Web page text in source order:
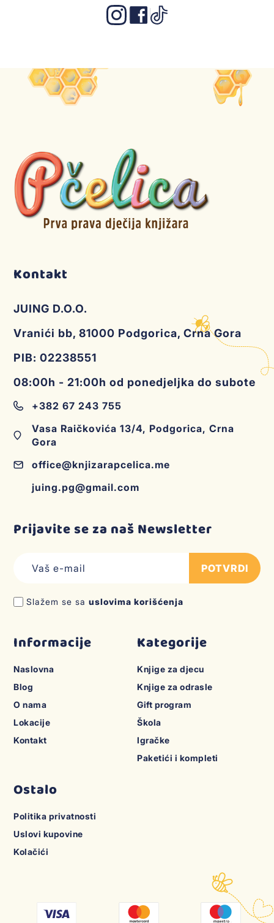
Kontakt
JUING D.O.O.
Vranići bb, 81000 Podgorica, Crna Gora
PIB: 02238551
08:00h - 21:00h od ponedjeljka do subote
+382 67 243 755
Vasa Raičkovića 13/4, Podgorica, Crna
Gora
office@knjizarapcelica.me
juing.pg@gmail.com
Prijavite se za naš Newsletter
POTVRDI
Slažem se sauslovima korišćenja
Informacije
Naslovna
Blog
O nama
Lokacije
Kontakt
Kategorije
Knjige za djecu
Knjige za odrasle
Gift program
Škola
Igračke
Paketići i kompleti
Ostalo
Politika privatnosti
Uslovi kupovine
Kolačići